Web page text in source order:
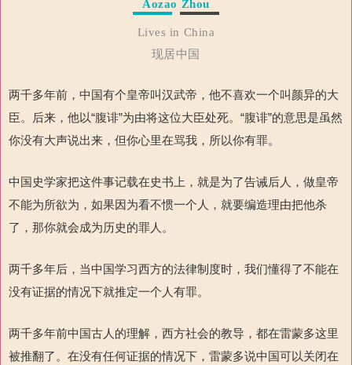
Aozao Zhou
Lives in China
现居中国
两千多年前，中国有个皇帝叫汉武帝，他不喜欢一个叫颜异的大
臣。后来，他以“腹诽”为由将这位大臣处死。“腹诽”的意思是虽然
你没有大声说出来，但你心里在骂我，所以你有罪。
中国史学家把这件事记载在史书上，就是为了告诫后人，做皇帝
不能为所欲为，如果因为看不惯一个人，就要编造理由把他杀
了，那你就会成为历史的罪人。
两千多年后，当中国学习西方的法律制度时，我们懂得了不能在
没有证据的情况下就推定一个人有罪。
两千多年前中国古人的理解，西方社会的教导，都在雷蒙多这里
被推翻了。在没有任何证据的情况下，雷蒙多说中国可以关闭在